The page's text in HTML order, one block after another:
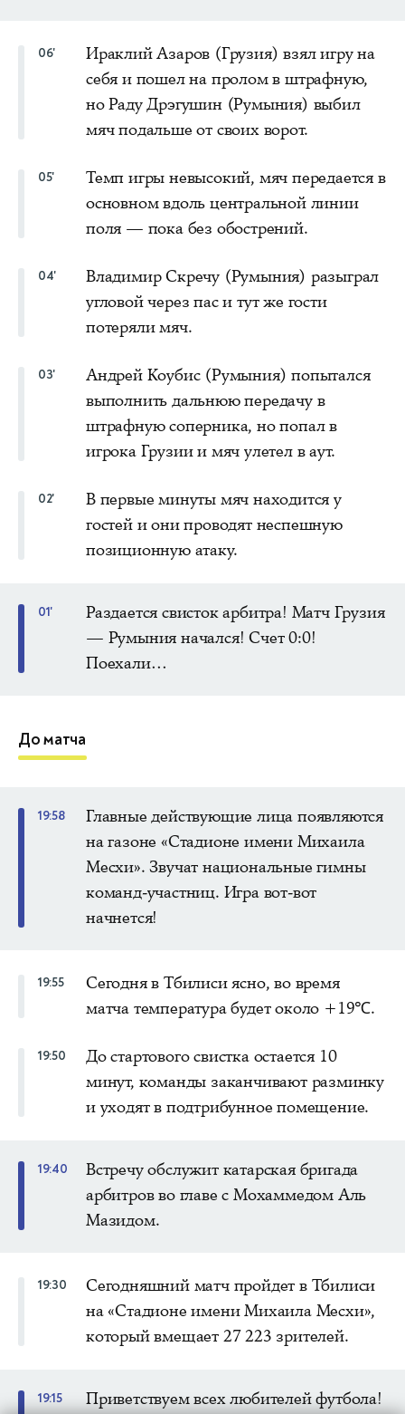
06'
Ираклий Азаров (Грузия) взял игру на
себя и пошел на пролом в штрафную,
но Раду Дрэгушин (Румыния) выбил
мяч подальше от своих ворот.
05'
Темп игры невысокий, мяч передается в
основном вдоль центральной линии
поля — пока без обострений.
04'
Владимир Скречу (Румыния) разыграл
угловой через пас и тут же гости
потеряли мяч.
03'
Андрей Коубис (Румыния) попытался
выполнить дальнюю передачу в
штрафную соперника, но попал в
игрока Грузии и мяч улетел в аут.
02'
В первые минуты мяч находится у
гостей и они проводят неспешную
позиционную атаку.
01'
Раздается свисток арбитра! Матч Грузия
— Румыния начался! Счет 0:0!
Поехали…
До матча
19:58
Главные действующие лица появляются
на газоне «Стадионе имени Михаила
Месхи». Звучат национальные гимны
команд-участниц. Игра вот-вот
начнется!
19:55
Сегодня в Тбилиси ясно, во время
матча температура будет около +19℃.
19:50
До стартового свистка остается 10
минут, команды заканчивают разминку
и уходят в подтрибунное помещение.
19:40
Встречу обслужит катарская бригада
арбитров во главе с Мохаммедом Аль
Мазидом.
19:30
Сегодняшний матч пройдет в Тбилиси
на «Стадионе имени Михаила Месхи»,
который вмещает 27 223 зрителей.
19:15
Приветствуем всех любителей футбола!